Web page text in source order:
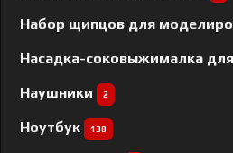
Набор щипцов для
Насадка-соковыжималка
Наушники 2
Ноутбук 138